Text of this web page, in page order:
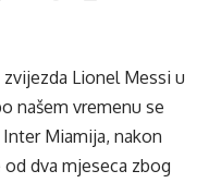
Lionel Messi u
našem vremenu se
Miamija, nakon
dva mjeseca zbog